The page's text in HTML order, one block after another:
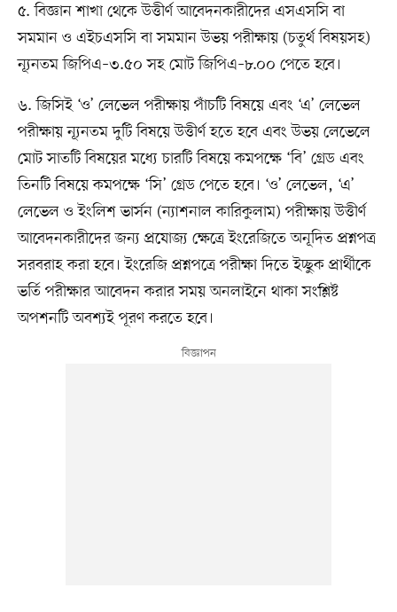
৫. বিজ্ঞান শাখা থেকে উত্তীর্ণ আবেদনকারীদের এসএসসি বা
সমমান ও এইচএসসি বা সমমান উভয় পরীক্ষায় (চতুর্থ বিষয়সহ)
ন্যূনতম জিপিএ–৩.৫০ সহ মোট জিপিএ–৮.০০ পেতে হবে।
৬. জিসিই ‘ও’ লেভেল পরীক্ষায় পাঁচটি বিষয়ে এবং ‘এ’ লেভেল
পরীক্ষায় ন্যূনতম দুটি বিষয়ে উত্তীর্ণ হতে হবে এবং উভয় লেভেলে
মোট সাতটি বিষয়ের মধ্যে চারটি বিষয়ে কমপক্ষে ‘বি’ গ্রেড এবং
তিনটি বিষয়ে কমপক্ষে ‘সি’ গ্রেড পেতে হবে। ‘ও’ লেভেল, ‘এ’
লেভেল ও ইংলিশ ভার্সন (ন্যাশনাল কারিকুলাম) পরীক্ষায় উত্তীর্ণ
আবেদনকারীদের জন্য প্রযোজ্য ক্ষেত্রে ইংরেজিতে অনূদিত প্রশ্নপত্র
সরবরাহ করা হবে। ইংরেজি প্রশ্নপত্রে পরীক্ষা দিতে ইচ্ছুক প্রার্থীকে
ভর্তি পরীক্ষার আবেদন করার সময় অনলাইনে থাকা সংশ্লিষ্ট
অপশনটি অবশ্যই পূরণ করতে হবে।